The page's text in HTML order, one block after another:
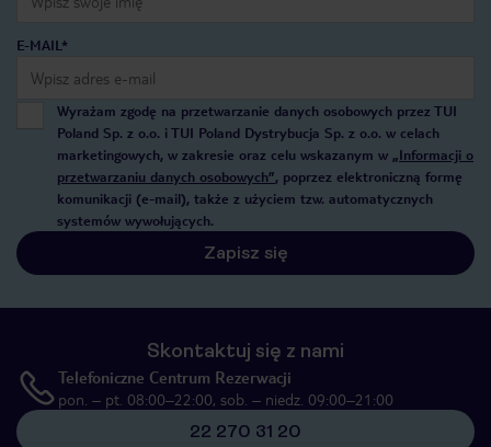
E-MAIL*
Wyrażam zgodę na przetwarzanie danych osobowych przez TUI
Poland Sp. z o.o. i TUI Poland Dystrybucja Sp. z o.o. w celach
marketingowych, w zakresie oraz celu wskazanym w „Informacji o
przetwarzaniu danych osobowych”, poprzez elektroniczną formę
komunikacji (e-mail), także z użyciem tzw. automatycznych
systemów wywołujących.
Zapisz się
Skontaktuj się z nami
Telefoniczne Centrum Rezerwacji
pon. – pt. 08:00–22:00, sob. – niedz. 09:00–21:00
22 270 31 20